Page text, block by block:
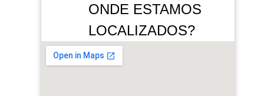
ONDE ESTAMOS
LOCALIZADOS?